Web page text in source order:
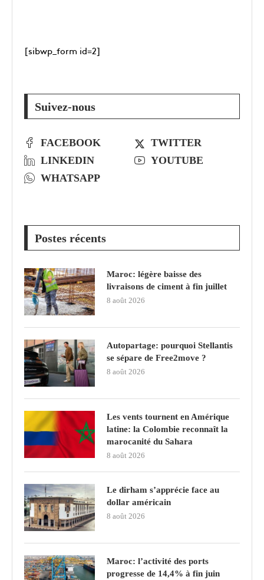
[sibwp_form id=2]
Suivez-nous
FACEBOOK
TWITTER
LINKEDIN
YOUTUBE
WHATSAPP
Postes récents
Maroc: légère baisse des
livraisons de ciment à fin juillet
8 août 2026
Autopartage: pourquoi Stellantis
se sépare de Free2move ?
8 août 2026
Les vents tournent en Amérique
latine: la Colombie reconnaît la
marocanité du Sahara
8 août 2026
Le dirham s’apprécie face au
dollar américain
8 août 2026
Maroc: l’activité des ports
progresse de 14,4% à fin juin